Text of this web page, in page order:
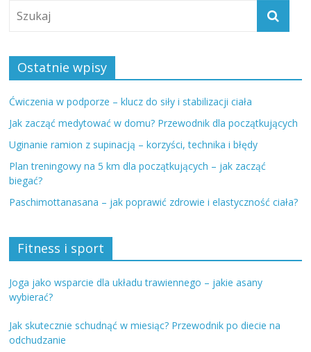
Ostatnie wpisy
Ćwiczenia w podporze – klucz do siły i stabilizacji ciała
Jak zacząć medytować w domu? Przewodnik dla początkujących
Uginanie ramion z supinacją – korzyści, technika i błędy
Plan treningowy na 5 km dla początkujących – jak zacząć
biegać?
Paschimottanasana – jak poprawić zdrowie i elastyczność ciała?
Fitness i sport
Joga jako wsparcie dla układu trawiennego – jakie asany
wybierać?
Jak skutecznie schudnąć w miesiąc? Przewodnik po diecie na
odchudzanie